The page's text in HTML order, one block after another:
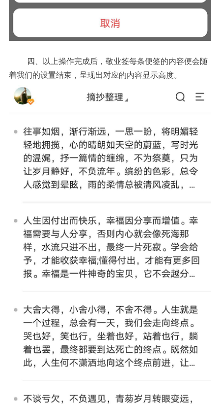
四、
以上操作完成后，敬业签每条便签的内容便会随
着我们的设置结束，呈现出对应的内容显示高度。